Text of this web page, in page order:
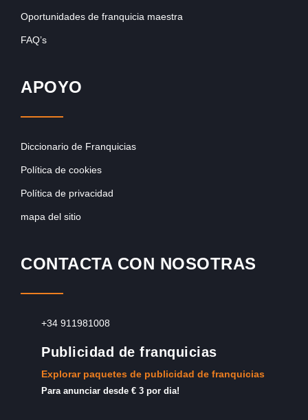
Oportunidades de franquicia maestra
FAQ’s
APOYO
Diccionario de Franquicias
Política de cookies
Política de privacidad
mapa del sitio
CONTACTA CON NOSOTRAS
+34 911981008
Publicidad de franquicias
Explorar paquetes de publicidad de franquicias
Para anunciar desde € 3 por dia!